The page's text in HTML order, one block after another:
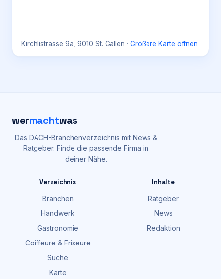
Kirchlistrasse 9a, 9010 St. Gallen · Größere Karte öffnen
wermachtwas
Das DACH-Branchenverzeichnis mit News &
Ratgeber. Finde die passende Firma in
deiner Nähe.
Verzeichnis
Branchen
Handwerk
Gastronomie
Coiffeure & Friseure
Suche
Karte
Inhalte
Ratgeber
News
Redaktion